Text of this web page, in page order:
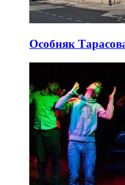
Особняк